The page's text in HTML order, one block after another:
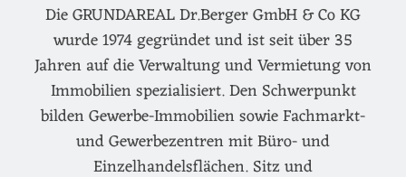
Die GRUNDAREAL Dr.Berger GmbH & Co KG
wurde 1974 gegründet und ist seit über 35
Jahren auf die Verwaltung und Vermietung von
Immobilien spezialisiert. Den Schwerpunkt
bilden Gewerbe-Immobilien sowie Fachmarkt-
und Gewerbezentren mit Büro- und
Einzelhandelsflächen. Sitz und